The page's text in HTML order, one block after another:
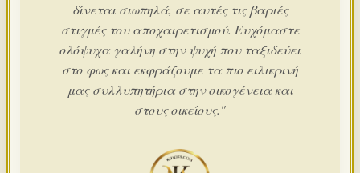
δίνεται σιωπηλά, σε αυτές τις βαριές
στιγμές του αποχαιρετισμού. Ευχόμαστε
ολόψυχα γαλήνη στην ψυχή που ταξιδεύει
στο φως και εκφράζουμε τα πιο ειλικρινή
μας συλλυπητήρια στην οικογένεια και
στους οικείους."